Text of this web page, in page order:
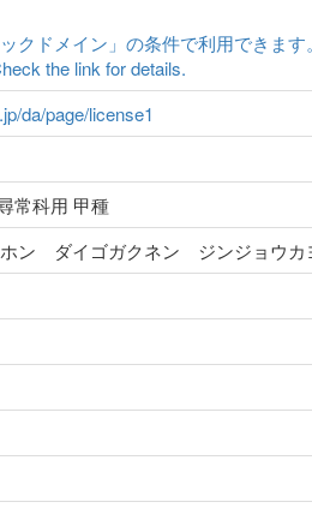
クドメイン」の条件で利用できま
the link for details.
da/page/license1
常科用 甲種
ン ダイゴガクネン ジンジョウカ